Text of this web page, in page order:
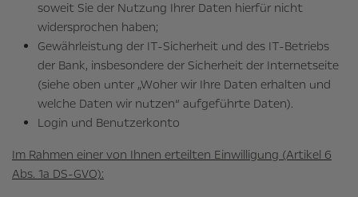
soweit Sie der Nutzung Ihrer Daten hierfür nicht
widersprochen haben;
Gewährleistung der IT-Sicherheit und des IT-Betriebs
der Bank, insbesondere der Sicherheit der Internetseite
(siehe oben unter „Woher wir Ihre Daten erhalten und
welche Daten wir nutzen“ aufgeführte Daten).
Login und Benutzerkonto
Im Rahmen einer von Ihnen erteilten Einwilligung (Artikel 6
Abs. 1a DS-GVO):